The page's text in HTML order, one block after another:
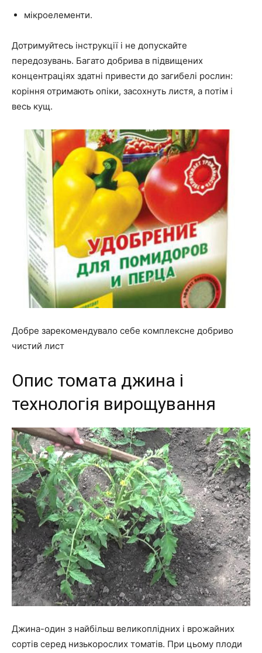
мікроелементи.
Дотримуйтесь інструкції і не допускайте
передозувань. Багато добрива в підвищених
концентраціях здатні привести до загибелі рослин:
коріння отримають опіки, засохнуть листя, а потім і
весь кущ.
Добре зарекомендувало себе комплексне добриво
чистий лист
Опис томата джина і
технологія вирощування
Джина-один з найбільш великоплідних і врожайних
сортів серед низькорослих томатів. При цьому плоди